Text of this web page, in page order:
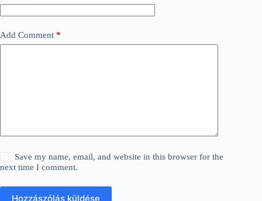
Add Comment *
Save my name, email, and website in this browser for the
next time I comment.
Hozzászólás küldése